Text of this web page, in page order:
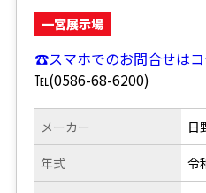
一宮展示場
☎スマホでのお問合せは
℡(0586-68-6200)
メーカー
年式
日
令